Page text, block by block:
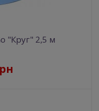
"Круг" 2,5 м